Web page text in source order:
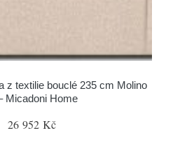
z textilie bouclé 235 cm Molino
Micadoni Home
26 952 Kč